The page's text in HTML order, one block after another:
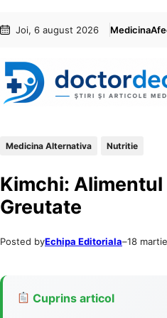
conținut
content
Joi, 6 august 2026 Medicina
Medicina Alternativa Nutritie
Kimchi: Alimentul
Greutate
Posted byEchipa Editoriala–18
Cuprins articol